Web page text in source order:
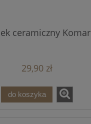
ceramiczny Komar
29,90 zł
do koszyka